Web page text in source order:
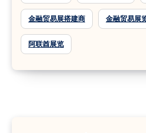
金融贸易展搭建商 金融贸易展
阿联酋展览